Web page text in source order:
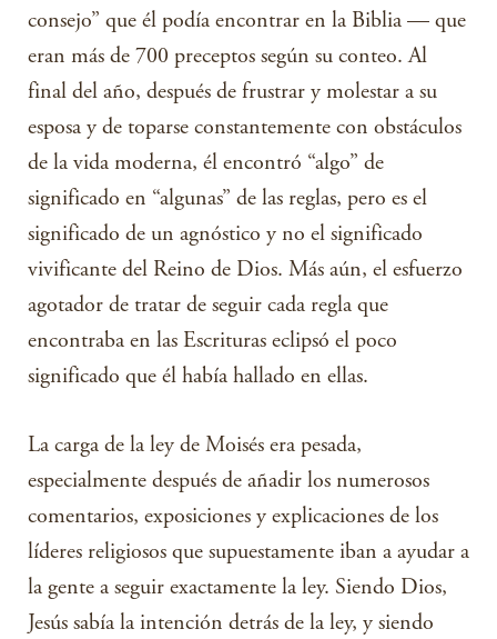
consejo” que él podía encontrar en la Biblia — que
eran más de 700 preceptos según su conteo. Al
final del año, después de frustrar y molestar a su
esposa y de toparse constantemente con obstáculos
de la vida moderna, él encontró “algo” de
significado en “algunas” de las reglas, pero es el
significado de un agnóstico y no el significado
vivificante del Reino de Dios. Más aún, el esfuerzo
agotador de tratar de seguir cada regla que
encontraba en las Escrituras eclipsó el poco
significado que él había hallado en ellas.
La carga de la ley de Moisés era pesada,
especialmente después de añadir los numerosos
comentarios, exposiciones y explicaciones de los
líderes religiosos que supuestamente iban a ayudar a
la gente a seguir exactamente la ley. Siendo Dios,
Jesús sabía la intención detrás de la ley, y siendo